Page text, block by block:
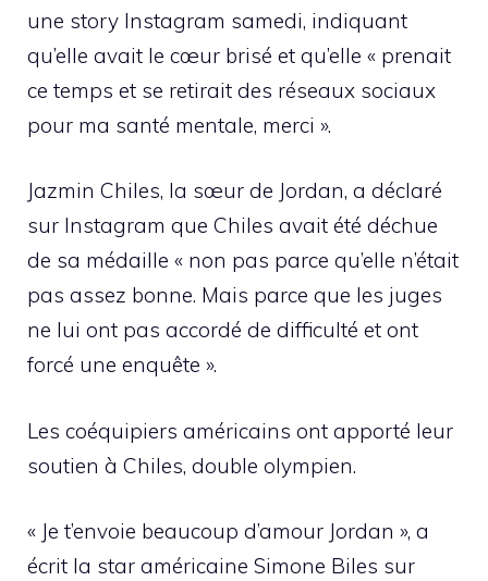
une story Instagram samedi, indiquant
qu’elle avait le cœur brisé et qu’elle « prenait
ce temps et se retirait des réseaux sociaux
pour ma santé mentale, merci ».
Jazmin Chiles, la sœur de Jordan, a déclaré
sur Instagram que Chiles avait été déchue
de sa médaille « non pas parce qu’elle n’était
pas assez bonne. Mais parce que les juges
ne lui ont pas accordé de difficulté et ont
forcé une enquête ».
Les coéquipiers américains ont apporté leur
soutien à Chiles, double olympien.
« Je t’envoie beaucoup d’amour Jordan », a
écrit la star américaine Simone Biles sur